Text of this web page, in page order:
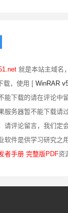
就是本站主域名
载，使用 [ WinRAR
能下载的请在评论中
服务器暂不能下载请
请评论留言，我们定
件是供学习研究之
者手册 完整版PDF资